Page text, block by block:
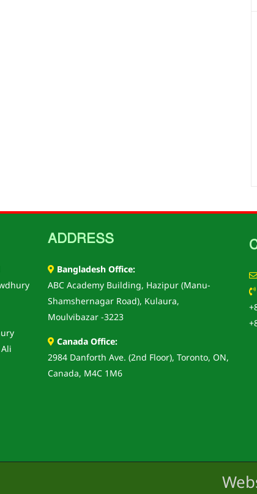
ADDRESS
Bangladesh Office:
ABC Academy Building, Hazipur (Manu-
Shamshernagar Road), Kulaura,
Moulvibazar -3223
Canada Office:
2984 Danforth Ave. (2nd Floor), Toronto, ON,
Canada, M4C 1M6